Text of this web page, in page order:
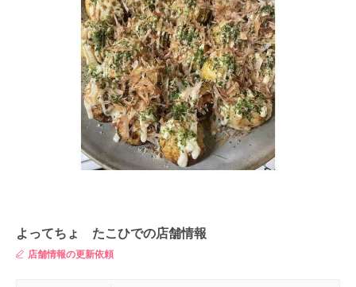
よってちょ たこひでの店舗情報
店舗情報の更新依頼